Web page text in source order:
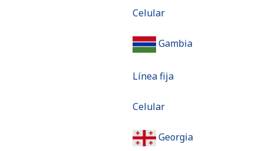
Celular
Gambia
Línea fija
Celular
Georgia